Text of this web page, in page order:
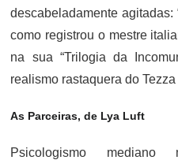
descabeladamente agitadas:
como registrou o mestre
na sua “Trilogia da
realismo rastaquera do
As Parceiras, de Lya Luft
Psicologismo mediano